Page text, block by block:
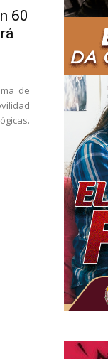
60
de